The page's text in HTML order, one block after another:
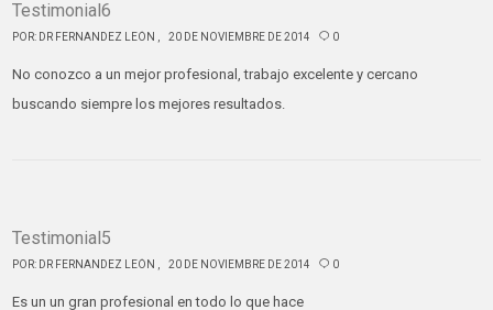
Testimonial6
POR: DR FERNANDEZ LEÓN 20 DE NOVIEMBRE DE 2014 0
No conozco a un mejor profesional, trabajo excelente y cercano
buscando siempre los mejores resultados.
Testimonial5
POR: DR FERNANDEZ LEÓN 20 DE NOVIEMBRE DE 2014 0
Es un un gran profesional en todo lo que hace